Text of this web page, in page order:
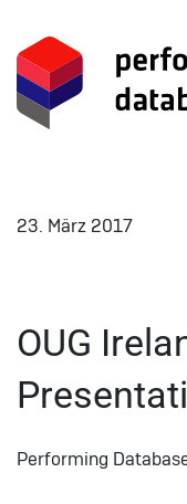
Zum Hauptinhalt
23. März 2017
OUG
Performing